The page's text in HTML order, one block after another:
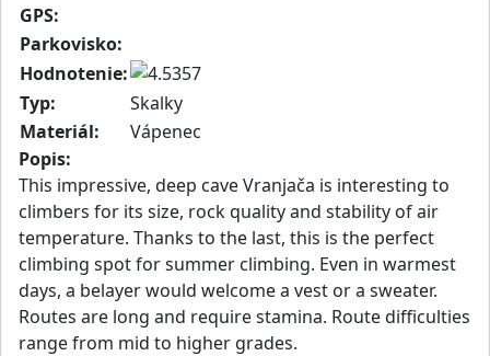
GPS:
Parkovisko:
Hodnotenie:
Typ:
Skalky
Materiál:
Vápenec
Popis:
This impressive, deep cave Vranjača is interesting to
climbers for its size, rock quality and stability of air
temperature. Thanks to the last, this is the perfect
climbing spot for summer climbing. Even in warmest
days, a belayer would welcome a vest or a sweater.
Routes are long and require stamina. Route difficulties
range from mid to higher grades.